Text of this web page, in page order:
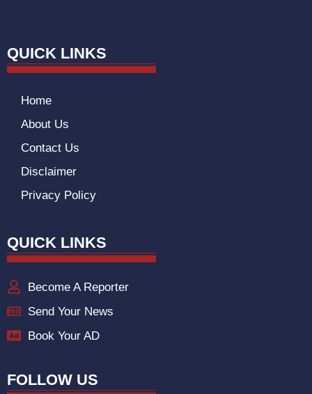
QUICK LINKS
Home
About Us
Contact Us
Disclaimer
Privacy Policy
QUICK LINKS
Become A Reporter
Send Your News
Book Your AD
FOLLOW US